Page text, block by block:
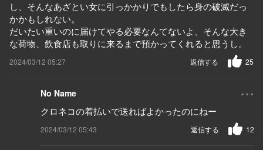
し、そんなあざとい女に引っかかりでもしたら身の破滅だっ
かかもしれない。
だいたい重いのに届けてやる必要なんてないよ、そんな大き
な荷物、飲食店も取りに来るまで預かってくれると思うし。
2024/03/12 05:27 25
返信する
No Name ...
クロネコの着払いで送ればよかったのにねー
2024/03/12 05:43 12
返信する